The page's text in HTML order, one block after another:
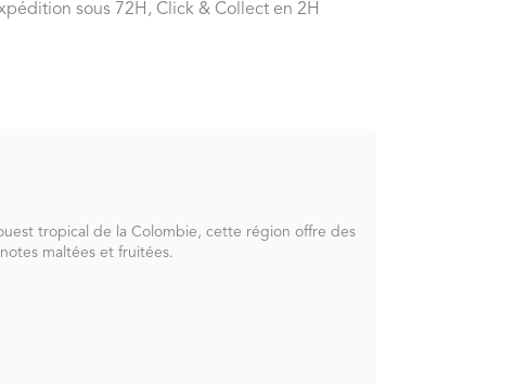
sous 72H, Click & Collect en 2H
tropical de la Colombie, cette région offre des
maltées et fruitées.